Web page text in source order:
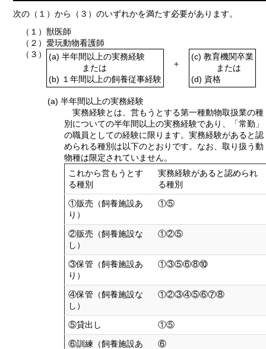
次の（１）から（３）のいずれかを満たす必要があります。
（１）獣医師
（２）愛玩動物看護師
（３）
(a) 半年間以上の実務経験
または
(b) １年間以上の飼養従事経験
＋
(c) 教育機関卒業
または
(d) 資格
(a) 半年間以上の実務経験
実務経験とは、営もうとする第一種動物取扱業の種
別についての半年間以上の実務経験であり、「常勤」
の職員としての経験に限ります。実務経験があると認
められる種別は以下のとおりです。なお、取り扱う動
物種は限定されていません。
これから営もうとす
る種別
実務経験があると認められ
る種別
①販売（飼養施設あ
り）
①⑤
②販売（飼養施設な
し）
①②⑤
③保管（飼養施設あ
り）
①③⑤⑥⑧⑩
④保管（飼養施設な
し）
①②③④⑤⑥⑦⑧
⑤貸出し
①⑤
⑥訓練（飼養施設あ
⑥